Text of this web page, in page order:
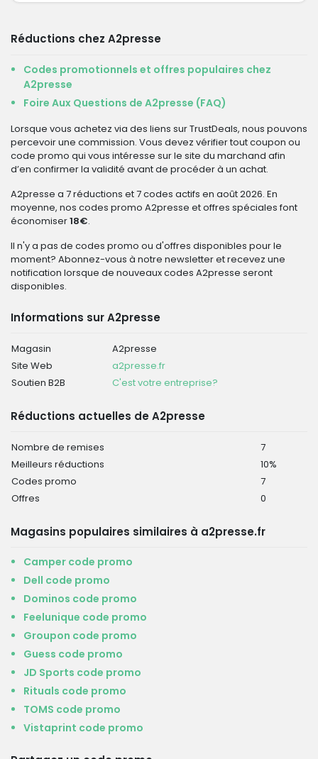
Réductions chez A2presse
Codes promotionnels et offres populaires chez
A2presse
Foire Aux Questions de A2presse (FAQ)
Lorsque vous achetez via des liens sur TrustDeals, nous pouvons
percevoir une commission. Vous devez vérifier tout coupon ou
code promo qui vous intéresse sur le site du marchand afin
d’en confirmer la validité avant de procéder à un achat.
A2presse a 7 réductions et 7 codes actifs en août 2026. En
moyenne, nos codes promo A2presse et offres spéciales font
économiser18€.
Il n'y a pas de codes promo ou d'offres disponibles pour le
moment? Abonnez-vous à notre newsletter et recevez une
notification lorsque de nouveaux codes A2presse seront
disponibles.
Informations sur A2presse
Magasin
A2presse
Site Web
a2presse.fr
Soutien B2B
C'est votre entreprise?
Réductions actuelles de A2presse
Nombre de remises
7
Meilleurs réductions
10%
Codes promo
7
Offres
0
Magasins populaires similaires à a2presse.fr
Camper code promo
Dell code promo
Dominos code promo
Feelunique code promo
Groupon code promo
Guess code promo
JD Sports code promo
Rituals code promo
TOMS code promo
Vistaprint code promo